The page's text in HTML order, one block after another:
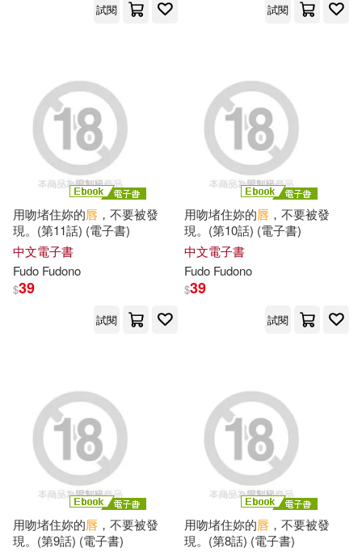
王國民，楊育生（主編）(1)
王少明(1)
王淼（主編）(1)
王虎（主編）(1)
王襲（主編）(1) 白松(1)
白石由希(1) 祖師谷陶房(1)
秋久テオ(1) 秦威（主編）(1)
程珮(1)
簡墨(1) 粉子 すわる(1)
試閱 試閱
用吻堵住妳的唇 ，不要被發
現。(第11話) (電子書)
中文電子書
Fudo Fudono
$39
試閱
用吻堵住妳的唇 ，不要被發
現。(第10話) (電子書)
中文電子書
Fudo Fudono
$39
試閱
用吻堵住妳的唇 ，不要被發
現。(第9話) (電子書)
用吻堵住妳的唇 ，不要被發
現。(第8話) (電子書)